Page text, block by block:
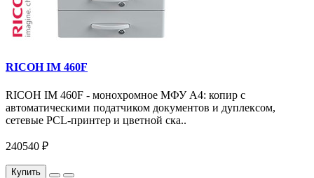
RICOH IM 460F
RICOH IM 460F - монохромное МФУ A4: копир с
автоматическими податчиком документов и дуплексом,
сетевые PCL-принтер и цветной ска..
240540 ₽
Купить